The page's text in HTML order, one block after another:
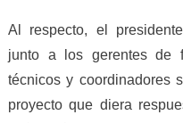
Al respecto, el
junto a los gerentes de
técnicos y coordinadores
proyecto que diera